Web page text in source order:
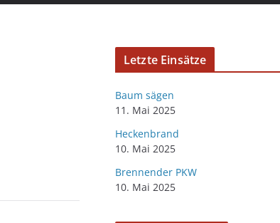
Letzte Einsätze
Baum sägen
11. Mai 2025
Heckenbrand
10. Mai 2025
Brennender PKW
10. Mai 2025